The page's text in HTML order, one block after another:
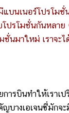
บนเนอร์โปรโมชั่
ปรโมชั่นกันหลา
นมาใหม่ เราจะ
นทำให้เราเปรี
บางเอเจนซี่มัก